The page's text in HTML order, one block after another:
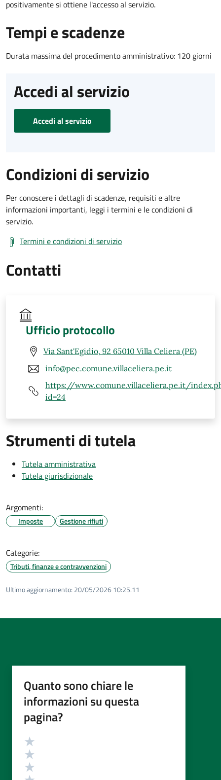
positivamente si ottiene l'accesso al servizio.
Tempi e scadenze
Durata massima del procedimento amministrativo: 120 giorni
Accedi al servizio
Accedi al servizio
Condizioni di servizio
Per conoscere i dettagli di scadenze, requisiti e altre
informazioni importanti, leggi i termini e le condizioni di
servizio.
Termini e condizioni di servizio
Contatti
Ufficio protocollo
Via Sant'Egidio, 92 65010 Villa Celiera (PE)
info@pec.comune.villaceliera.pe.it
https://www.comune.villaceliera.pe.it/
id=24
Strumenti di tutela
Tutela amministrativa
Tutela giurisdizionale
Argomenti:
Imposte Gestione rifiuti
Categorie:
Tributi, finanze e contravvenzioni
Ultimo aggiornamento: 20/05/2026 10:25.11
Quanto sono chiare le
informazioni su questa
pagina?
Valutazione